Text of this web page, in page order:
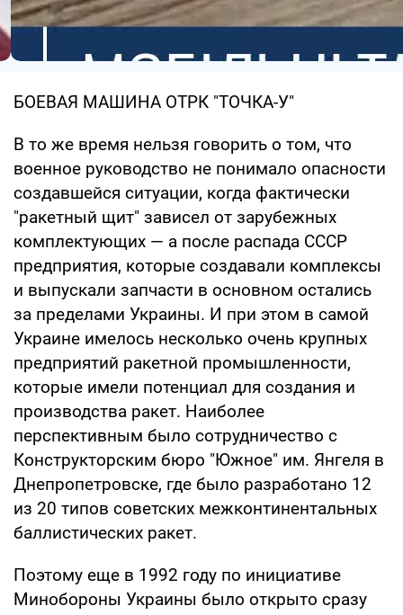
БОЕВАЯ МАШИНА ОТРК "ТОЧКА-У"
В то же время нельзя говорить о том, что
военное руководство не понимало опасности
создавшейся ситуации, когда фактически
"ракетный щит" зависел от зарубежных
комплектующих — а после распада СССР
предприятия, которые создавали комплексы
и выпускали запчасти в основном остались
за пределами Украины. И при этом в самой
Украине имелось несколько очень крупных
предприятий ракетной промышленности,
которые имели потенциал для создания и
производства ракет. Наиболее
перспективным было сотрудничество с
Конструкторским бюро "Южное" им. Янгеля в
Днепропетровске, где было разработано 12
из 20 типов советских межконтинентальных
баллистических ракет.
Поэтому еще в 1992 году по инициативе
Минобороны Украины было открыто сразу